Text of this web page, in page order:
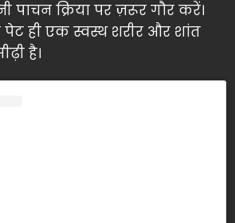
पाचन क्रिया पर ज़रूर गौर करें।
ही एक स्वस्थ शरीर और शांत
है।